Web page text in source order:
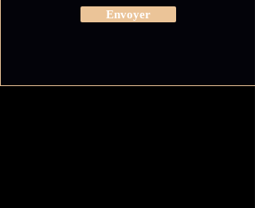
Envoyer